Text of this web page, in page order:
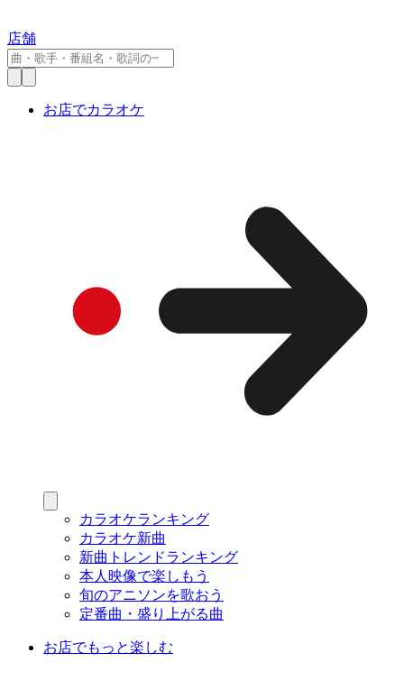
店舗
お店でカラオケ
カラオケランキング
カラオケ新曲
新曲トレンドランキング
本人映像で楽しもう
旬のアニソンを歌おう
定番曲・盛り上がる曲
お店でもっと楽しむ